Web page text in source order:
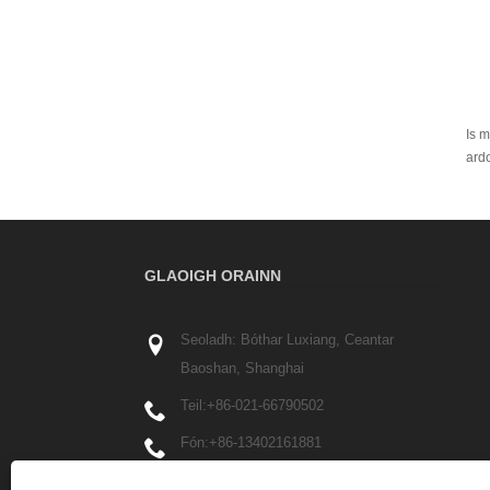
Is
GLAOIGH ORAINN
Seoladh: Bóthar Luxiang, Ceantar
Baoshan, Shanghai
Teil:+86-021-66790502
Fón:+86-13402161881